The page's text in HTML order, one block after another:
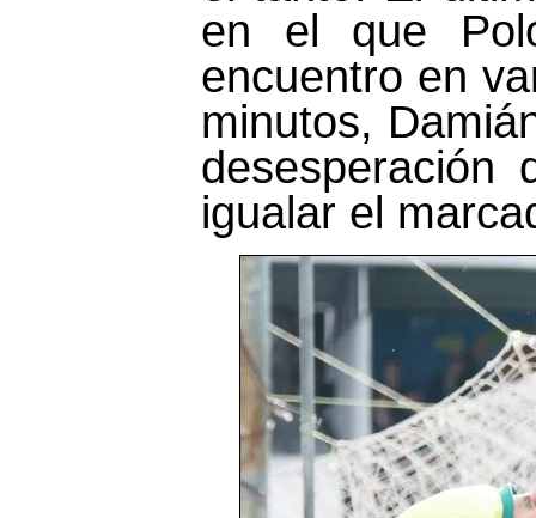
en el que
encuentro en
minutos,
igualar el